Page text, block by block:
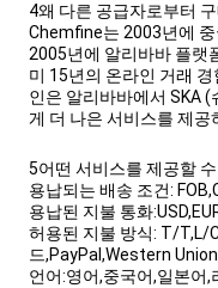
4왜 다른 공급자로부터
Chemfine는 2003년에
2005년에 알리바바 플랫
미 15년의 온라인 거래
인은 알리바바에서 SKA
게 더 나은 서비스를 제공
5어떤 서비스를 제공할
용납되는 배송 조건:
용납된 지불 통화
허용된 지불 방식: T/T,L/
드,PayPal,Western
언어:영어,중국어,일본어,